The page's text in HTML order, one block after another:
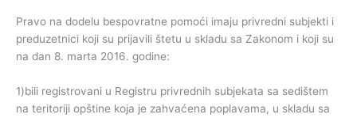
Pravo na dodelu bespovratne pomoći imaju privredni subjekti i
preduzetnici koji su prijavili štetu u skladu sa Zakonom i koji su
na dan 8. marta 2016. godine:
1)bili registrovani u Registru privrednih subjekata sa sedištem
na teritoriji opštine koja je zahvaćena poplavama, u skladu sa